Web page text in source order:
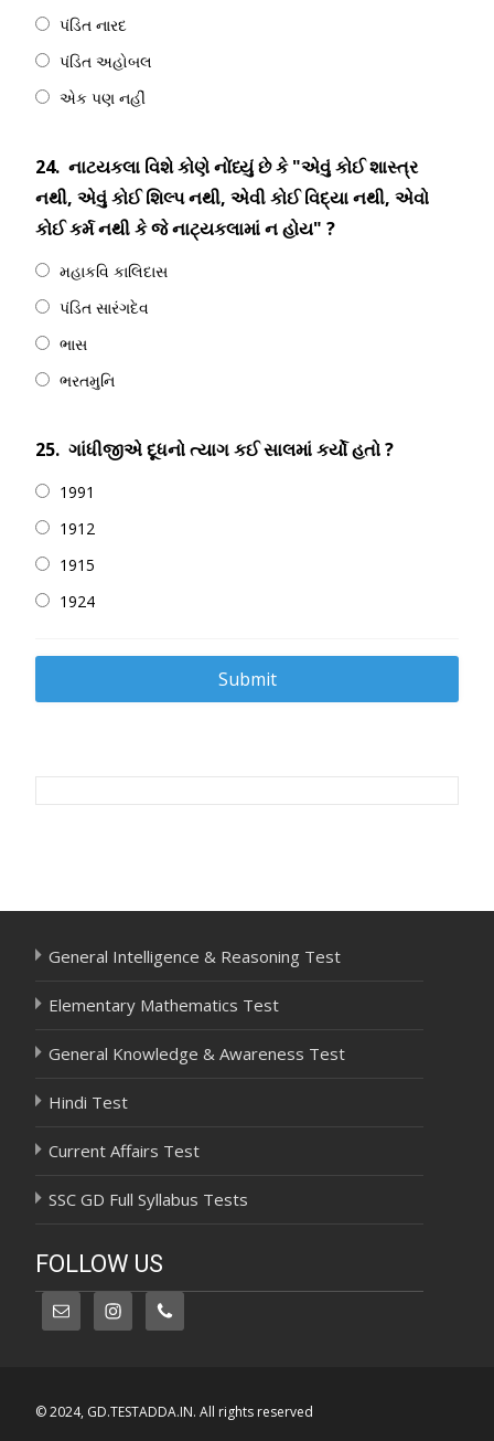
પંડિત નારદ
પંડિત અહોબલ
એક પણ નહીં
24. નાટયકલા વિશે કોણે નોંધ્યું છે કે "એવું કોઈ શાસ્ત્ર
નથી, એવું કોઈ શિલ્પ નથી, એવી કોઈ વિદ્યા નથી, એવો
કોઈ કર્મ નથી કે જે નાટ્યકલામાં ન હોય" ?
મહાકવિ કાલિદાસ
પંડિત સારંગદેવ
ભાસ
ભરતમુનિ
25. ગાંધીજીએ દૂધનો ત્યાગ કઈ સાલમાં કર્યો હતો ?
1991
1912
1915
1924
Post
General Intelligence & Reasoning Test
Elementary Mathematics Test
General Knowledge & Awareness Test
Hindi Test
Current Affairs Test
SSC GD Full Syllabus Tests
FOLLOW US
© 2024, GD.TESTADDA.IN. All rights reserved